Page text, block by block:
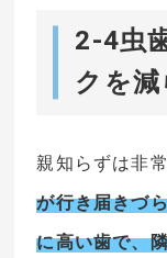
2-4虫
クを
親知らずは非
が行き届きづ
に高い歯で、